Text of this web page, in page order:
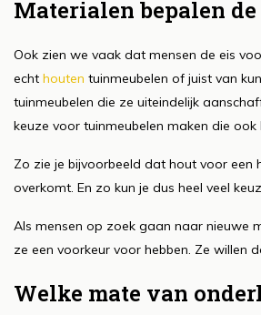
Materialen bepalen
Ook zien we vaak dat mensen de eis
echt houten tuinmeubelen of juist van
tuinmeubelen die ze uiteindelijk
keuze voor tuinmeubelen maken die
Zo zie je bijvoorbeeld dat hout voor
overkomt. En zo kun je dus heel veel
Als mensen op zoek gaan naar nieuwe
ze een voorkeur voor hebben. Ze willen
Welke mate van